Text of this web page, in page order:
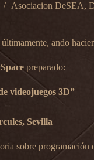
Asociacion DeSEA,
ando
preparado:
videojuegos 3D”
Sevilla
sobre programación